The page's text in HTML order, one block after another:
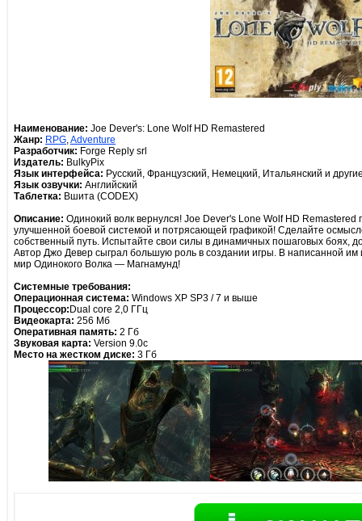
Наименование: Joe Dever's: Lone Wolf HD Remastered
Жанр: RPG,Adventure
Разработчик: Forge Reply srl
Издатель: BulkyPix
Язык интерфейса: Русский, Французский, Немецкий, Итальянский и
Язык озвучки: Английский
Таблетка: Вшита (CODEX)
Описание: Одинокий волк вернулся! Joe Dever's Lone Wolf HD Remastered
улучшенной боевой системой и потрясающей графикой! Сделайте
собственный путь. Испытайте свои силы в динамичных пошаговых боях,
Автор Джо Девер сыграл большую роль в создании игры. В написанной им
мир Одинокого Волка — Магнамунд!
Cистемные требования:
Операционная система: Windows XP SP3 / 7 и выше
Процессор: Dual core 2,0 ГГц
Видеокарта: 256 Mб
Оперативная память: 2 Гб
Звуковая карта: Version 9.0c
Место на жестком диске: 3 Гб